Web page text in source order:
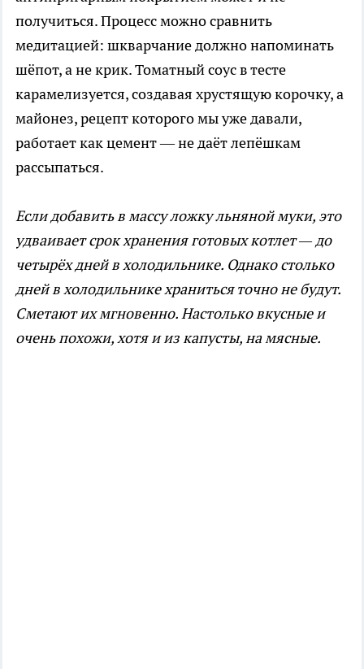
получиться. Процесс можно сравнить
медитацией: шкварчание должно напоминать
шёпот, а не крик. Томатный соус в тесте
карамелизуется, создавая хрустящую корочку, а
майонез, рецепт которого мы уже давали,
работает как цемент — не даёт лепёшкам
рассыпаться.
Если добавить в массу ложку льняной муки, это
удваивает срок хранения готовых котлет — до
четырёх дней в холодильнике. Однако столько
дней в холодильнике храниться точно не будут.
Сметают их мгновенно. Настолько вкусные и
очень похожи, хотя и из капусты, на мясные.